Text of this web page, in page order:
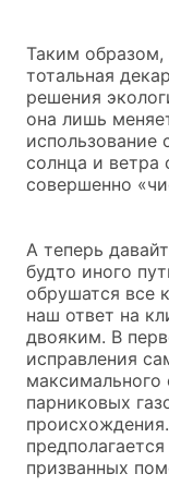
Таким
тотальная
решения
она лишь
использование
солнца и ветра
совершенно
А теперь
будто иного
обрушатся все
наш ответ на
двояким. В
исправления
парниковых
призванных